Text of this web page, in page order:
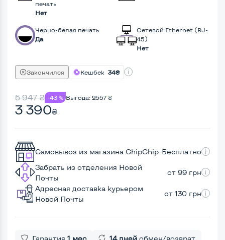
печать
Нет
Черно-белая печать
Да
Сетевой Ethernet (RJ-
45)
Нет
Закончился Кешбек 34₴
5 947₴ -43 % Выгода: 2557 ₴
3 390₴
Самовывоз из магазина ChipChip Бесплатно
Забрать из отделения Новой
Почты
от 99 грн
Адресная доставка курьером
Новой Почты
от 130 грн
Гарантия 1 мес 14 дней обмен/возврат